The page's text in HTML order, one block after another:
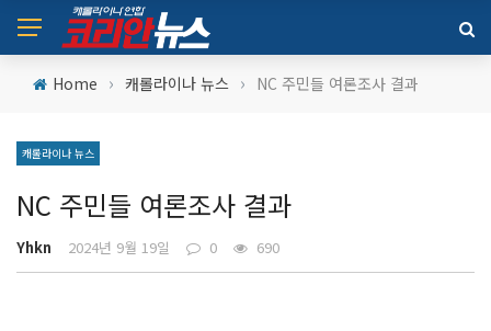
Home › 캐롤라이나 뉴스 › NC 주민들 여론조사 결과
캐롤라이나 뉴스
NC 주민들 여론조사 결과
Yhkn 2024년 9월 19일 0 690